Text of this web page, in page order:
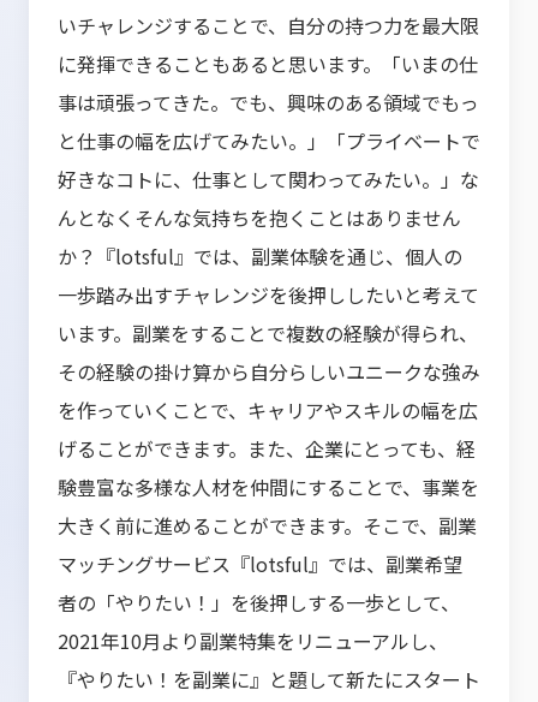
いチャレンジすることで、自分の持つ力を最大限
に発揮できることもあると思います。「いまの仕
事は頑張ってきた。でも、興味のある領域でもっ
と仕事の幅を広げてみたい。」「プライベートで
好きなコトに、仕事として関わってみたい。」な
んとなくそんな気持ちを抱くことはありません
か？『lotsful』では、副業体験を通じ、個人の
一歩踏み出すチャレンジを後押ししたいと考えて
います。副業をすることで複数の経験が得られ、
その経験の掛け算から自分らしいユニークな強み
を作っていくことで、キャリアやスキルの幅を広
げることができます。また、企業にとっても、経
験豊富な多様な人材を仲間にすることで、事業を
大きく前に進めることができます。そこで、副業
マッチングサービス『lotsful』では、副業希望
者の「やりたい！」を後押しする一歩として、
2021年10月より副業特集をリニューアルし、
『やりたい！を副業に』と題して新たにスタート